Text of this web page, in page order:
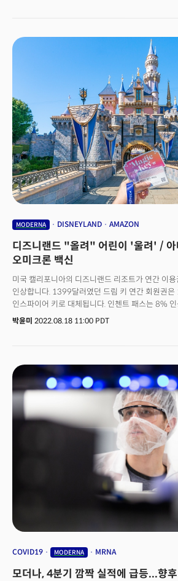
억만장자 대열에 합류했다고 보도했습니다. 블룸
새로운 부가 형성됐다고 지적했습니다. 억만장자들
카테고리로 나뉘었는데요. 사회적 거리두기 조치로
큰 역할을 했습니다. 억만장자의 절반 이상이 재택
전자상거래와 관련이 있는 것으로 조사됐고, 3분의
인공호흡기에 이르는 제약 및 의료업계와 연결되어
나타났습니다. 58명의 코로나19 억만장자 중 26
18명은 미국과 캐나다 국적, 그리고 10명은 유럽
엔데믹 되자 자산 80% 이상 급감그러나 코로나19
부는 최근 급격하게 감소하는 모습을 보였는데요.
이전과 비교해 상당히 증가했지만, 이익은 최고점
급감했습니다. 예를 들어 코로나19 백신을 개발한
자산은 팬데믹 기간 중 150억달러에 달했으나 9
37억달러를 기록했습니다. 또 줌 창업자인 에릭 유
창업자 순자산도 89억달러에서 현재 30억달러로,
이런 상황에 대해 페이지 위멧 노스캐롤라이나대
해낸 일에 대한 파급 효과는 엄청났다. 보상은 당연
수혜 기업들로 돈이 흘러들어 가는 모습은 마치 20
같았다"면서 "혁신 기업들이 꼭 필요한 기술들로 틈
기술들이 장기적으로 필요한 것은 아니었다"라고
경기침체 우려가 나오는 현시점에서는 어떤 기술들
MODERNA DISNEYLAND AMAZON
디즈니랜드 "올려" 어린이 '울려' / 아
오미크론 백신
미국 캘리포니아의 디즈니랜드 리조트가 연간 이
인상합니다. 1399달러였던 드림 키 연간 회원권
인스파이어 키로 대체됩니다. 인첸트 패스는 8%
캘리포니아 거주자를 위한 이메진 패스는 13% 인
통해 사람들이 몰리는 현상을 통제하려 했지만, 디
수요는 끊이지 않자 가격 인상을 하게 된 것입니다
전으로 돌아갈래3분기(4월~6월) 월트 디즈니 매
증가한 215달러, 테마파크 매출액만 보면 전년
2000만달러입니다. 팬데믹 이후에도 디즈니 서비
월트 디즈니 측은 디즈니+ 스트리밍 서비스 구독료
10.99달러로 인상한 것에 이어 이번에는 디즈니랜
올렸습니다.밥 채팩 디즈니 CEO는 “우리는 수요를
달렸다. 소비자 수요가 계속되면 우리는 그에 따라
디즈니 테마파크 이용권 가격을 인상할 것을 예고
팬들은 패스 가격 인상뿐만 아니라 지니 플러스(놀
서비스도 유료가 돼 실망하고 있습니다. 그렇다고
수 있는 것도 아닙니다. 코로나 팬데믹 기점으로 대
제한하기 위해 예약제로 바뀌었습니다. 사람들은 테
있습니다.
박윤미 2022.08.18 11:00 PDT
COVID19 MODERNA MRNA
모더나, 4분기 깜짝 실적에 급등...향